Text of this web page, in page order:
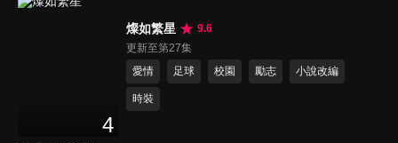
4
燦如繁星
9.6
更新至第27集
愛情
足球 校園 勵志 小說改編
時裝